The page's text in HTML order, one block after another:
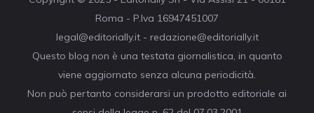
Roma - P.Iva 16947451007
legal@editorially.it - redazione@editorially.it
Questo blog non è una testata giornalistica, in quanto
viene aggiornato senza alcuna periodicità.
Non può pertanto considerarsi un prodotto editoriale ai